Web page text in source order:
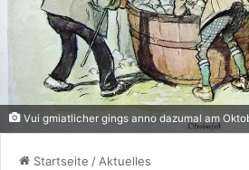
Vui gmiatlicher gings anno dazumal am
Startseite / Aktuelles